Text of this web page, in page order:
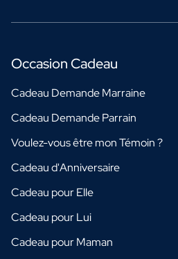
Occasion Cadeau
Cadeau Demande Marraine
Cadeau Demande Parrain
Voulez-vous être mon Témoin ?
Cadeau d'Anniversaire
Cadeau pour Elle
Cadeau pour Lui
Cadeau pour Maman